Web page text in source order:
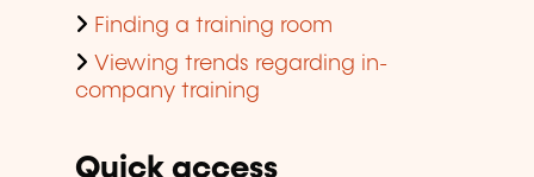
Finding a training room
Viewing trends regarding in-
company training
Quick access